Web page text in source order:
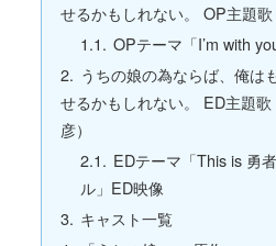
せるかもしれない。 OP主題
OPテーマ「I’m with
うちの娘の為ならば、俺は
せるかもしれない。 ED主題
彦）
EDテーマ「This is 勇
ル」ED映像
キャスト一覧